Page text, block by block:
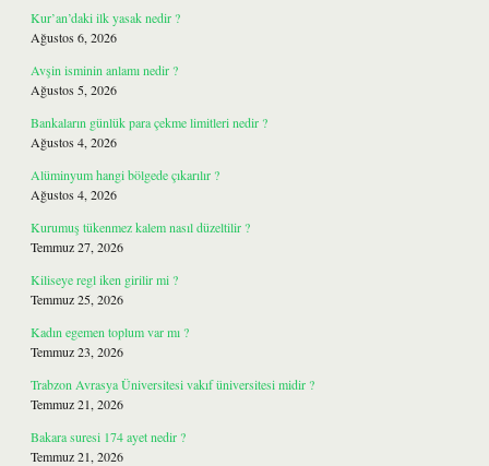
Kur’an’daki ilk yasak nedir ?
Ağustos 6, 2026
Avşin isminin anlamı nedir ?
Ağustos 5, 2026
Bankaların günlük para çekme limitleri nedir ?
Ağustos 4, 2026
Alüminyum hangi bölgede çıkarılır ?
Ağustos 4, 2026
Kurumuş tükenmez kalem nasıl düzeltilir ?
Temmuz 27, 2026
Kiliseye regl iken girilir mi ?
Temmuz 25, 2026
Kadın egemen toplum var mı ?
Temmuz 23, 2026
Trabzon Avrasya Üniversitesi vakıf üniversitesi midir ?
Temmuz 21, 2026
Bakara suresi 174 ayet nedir ?
Temmuz 21, 2026